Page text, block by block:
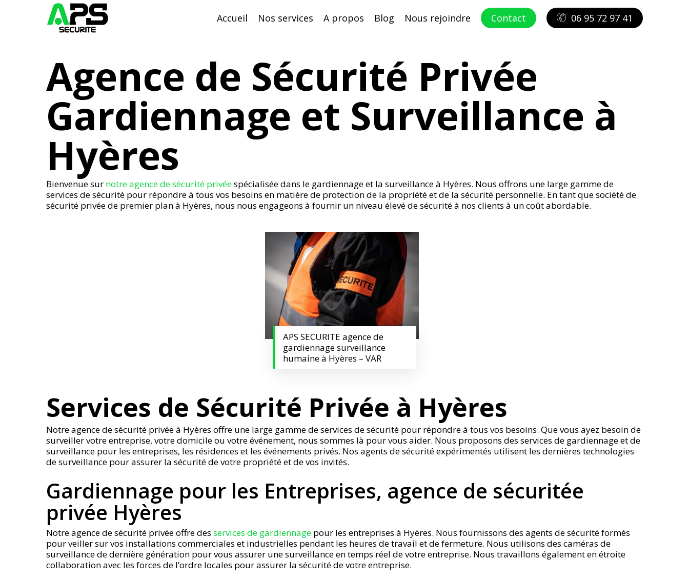
Accueil Nos services A propos Blog Nous rejoindre Contact 06 95 72 97 41
Agence de Sécurité Privée
Gardiennage et Surveillance à
Hyères
Bienvenue sur notre agence de sécurité privéespécialisée dans le gardiennage et la surveillance à Hyères. Nous offrons une large gamme de
services de sécurité pour répondre à tous vos besoins en matière de protection de la propriété et de la sécurité personnelle. En tant que société de
sécurité privée de premier plan à Hyères, nous nous engageons à fournir un niveau élevé de sécurité à nos clients à un coût abordable.
APS SECURITE agence de
gardiennage surveillance
humaine à Hyères – VAR
Services de Sécurité Privée à Hyères
Notre agence de sécurité privée à Hyères offre une large gamme de services de sécurité pour répondre à tous vos besoins. Que vous ayez besoin de
surveiller votre entreprise, votre domicile ou votre événement, nous sommes là pour vous aider. Nous proposons des services de gardiennage et de
surveillance pour les entreprises, les résidences et les événements privés. Nos agents de sécurité expérimentés utilisent les dernières technologies
de surveillance pour assurer la sécurité de votre propriété et de vos invités.
Gardiennage pour les Entreprises, agence de sécuritée
privée Hyères
Notre agence de sécurité privée offre desservices de gardiennage pour les entreprises à Hyères. Nous fournissons des agents de sécurité formés
pour veiller sur vos installations commerciales et industrielles pendant les heures de travail et de fermeture. Nous utilisons des caméras de
surveillance de dernière génération pour vous assurer une surveillance en temps réel de votre entreprise. Nous travaillons également en étroite
collaboration avec les forces de l’ordre locales pour assurer la sécurité de votre entreprise.